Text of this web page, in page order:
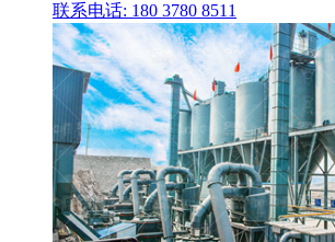
联系电话: 180 3780 8511